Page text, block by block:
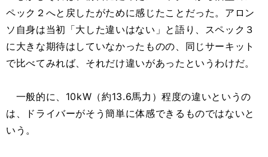
ペック２へと戻したがために感じたことだった。アロン
ソ自身は当初「大した違いはない」と語り、スペック３
に大きな期待はしていなかったものの、同じサーキット
で比べてみれば、それだけ違いがあったというわけだ。
一般的に、10kW（約13.6馬力）程度の違いというの
は、ドライバーがそう簡単に体感できるものではないと
いう。